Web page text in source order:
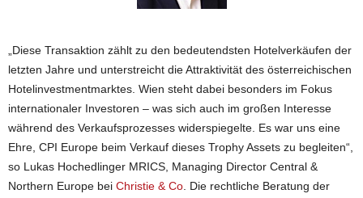
„Diese Transaktion zählt zu den bedeutendsten Hotelverkäufen der
letzten Jahre und unterstreicht die Attraktivität des österreichischen
Hotelinvestmentmarktes. Wien steht dabei besonders im Fokus
internationaler Investoren – was sich auch im großen Interesse
während des Verkaufsprozesses widerspiegelte. Es war uns eine
Ehre, CPI Europe beim Verkauf dieses Trophy Assets zu begleiten“,
so Lukas Hochedlinger MRICS, Managing Director Central &
Northern Europe bei Christie & Co. Die rechtliche Beratung der